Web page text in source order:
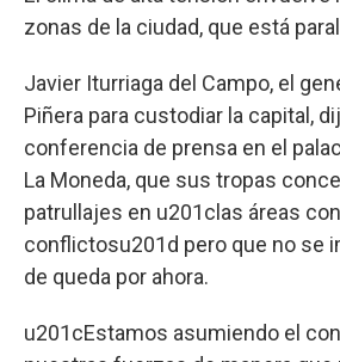
zonas de la ciudad, que está
Javier Iturriaga del Campo, el
Piñera para custodiar la capital,
conferencia de prensa en el
La Moneda, que sus tropas
patrullajes en u201clas áreas
conflictosu201d pero que no se
de queda por ahora.
u201cEstamos asumiendo el